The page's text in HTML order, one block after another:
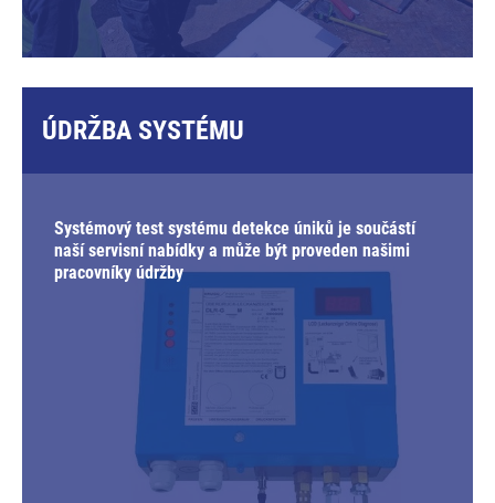
ÚDRŽBA SYSTÉMU
Systémový test systému detekce úniků je součástí
naší servisní nabídky a může být proveden našimi
pracovníky údržby